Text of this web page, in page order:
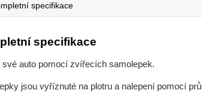
specifikace
specifikace
své auto pomocí zvířecích samolepek.
jsou vyříznuté na plotru a nalepení pomocí